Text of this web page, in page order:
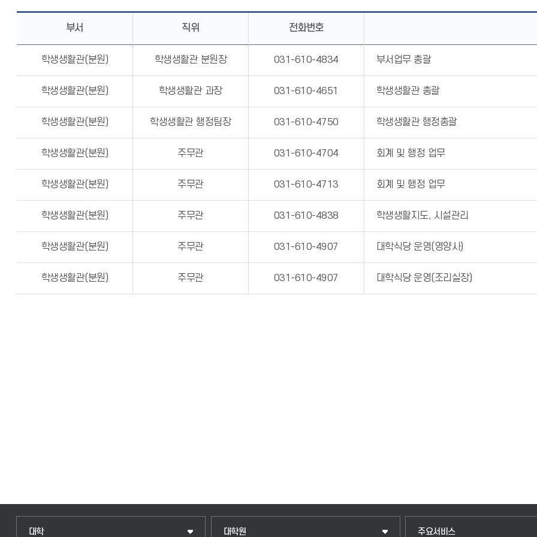
부서 직위 전화번호
학생생활관(분원) 학생생활관 분원장 031-610-4834 부서업무 총괄
학생생활관(분원) 학생생활관 과장 031-610-4651 학생생활관 총괄
학생생활관(분원) 학생생활관 행정팀장 031-610-4750 학생생활관 행정총괄
학생생활관(분원) 주무관 031-610-4704 회계 및 행정 업무
학생생활관(분원) 주무관 031-610-4713 회계 및 행정 업무
학생생활관(분원) 주무관 031-610-4838 학생생활지도, 시설관리
학생생활관(분원) 주무관 031-610-4907 대학식당 운영(영양사)
학생생활관(분원) 주무관 031-610-4907 대학식당 운영(조리실장)
대학
인문융합공공인재학부 대학원
일반대학원 주요서비스
입학안내